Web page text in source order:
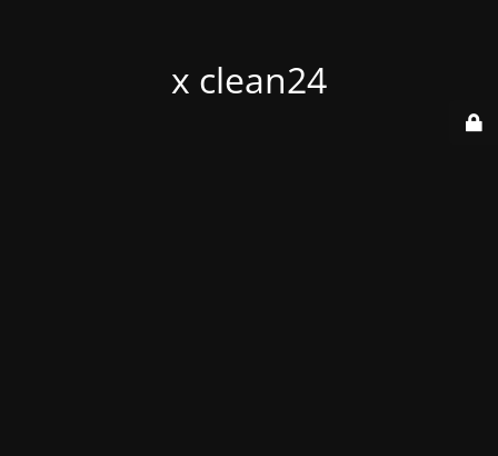
x clean24